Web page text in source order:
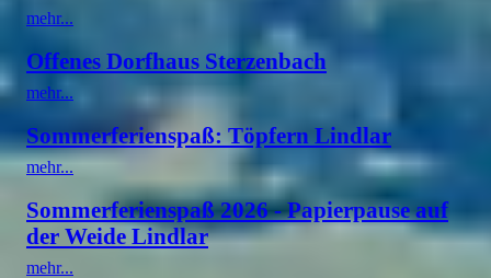
mehr...
Offenes Dorfhaus Sterzenbach
mehr...
Sommerferienspaß: Töpfern Lindlar
mehr...
Sommerferienspaß 2026 - Papierpause auf
der Weide Lindlar
mehr...